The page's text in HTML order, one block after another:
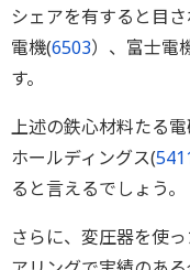
シェアを有すると目
電機(6503）、富士電
す。
上述の鉄心材料たる
ホールディングス(
ると言えるでしょう。
さらに、変圧器を使